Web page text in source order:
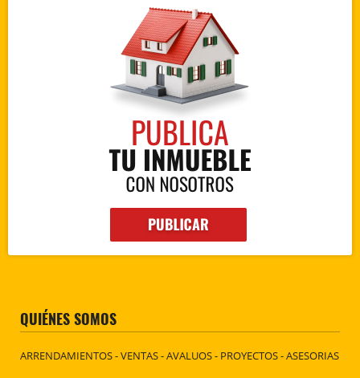
QUIÉNES SOMOS
ARRENDAMIENTOS - VENTAS - AVALUOS - PROYECTOS - ASESORIAS